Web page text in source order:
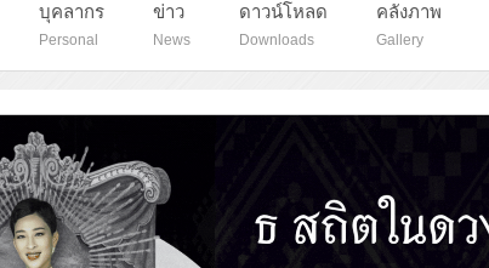
บุคลากร
Personal
ข่าว
News
ดาวน์โหลด
Downloads
คลังภาพ
Gallery